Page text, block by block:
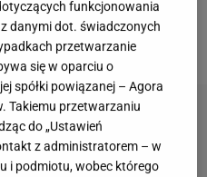
także podmioty,
funkcjonowania
danymi dot. świadczonych
przetwarzanie
się w oparciu o
spółki powiązanej – Agora
Takiemu przetwarzaniu
do „Ustawień
z administratorem – w
i podmiotu, wobec którego